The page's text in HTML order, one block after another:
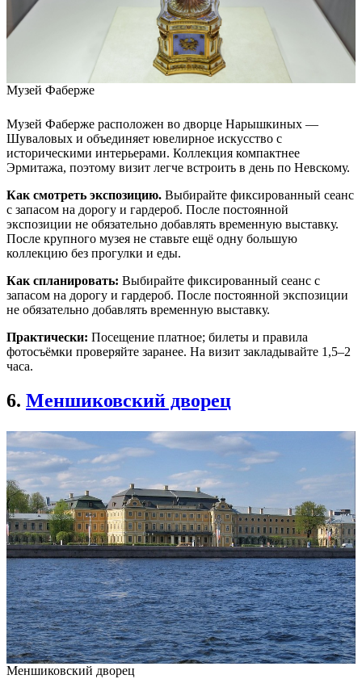
Музей Фаберже
Музей Фаберже расположен во дворце Нарышкиных —
Шуваловых и объединяет ювелирное искусство с
историческими интерьерами. Коллекция компактнее
Эрмитажа, поэтому визит легче встроить в день по Невскому.
Как смотреть экспозицию. Выбирайте фиксированный сеанс
с запасом на дорогу и гардероб. После постоянной
экспозиции не обязательно добавлять временную выставку.
После крупного музея не ставьте ещё одну большую
коллекцию без прогулки и еды.
Как спланировать: Выбирайте фиксированный сеанс с
запасом на дорогу и гардероб. После постоянной экспозиции
не обязательно добавлять временную выставку.
Практически: Посещение платное; билеты и правила
фотосъёмки проверяйте заранее. На визит закладывайте 1,5–2
часа.
6. Меншиковский дворец
Меншиковский дворец